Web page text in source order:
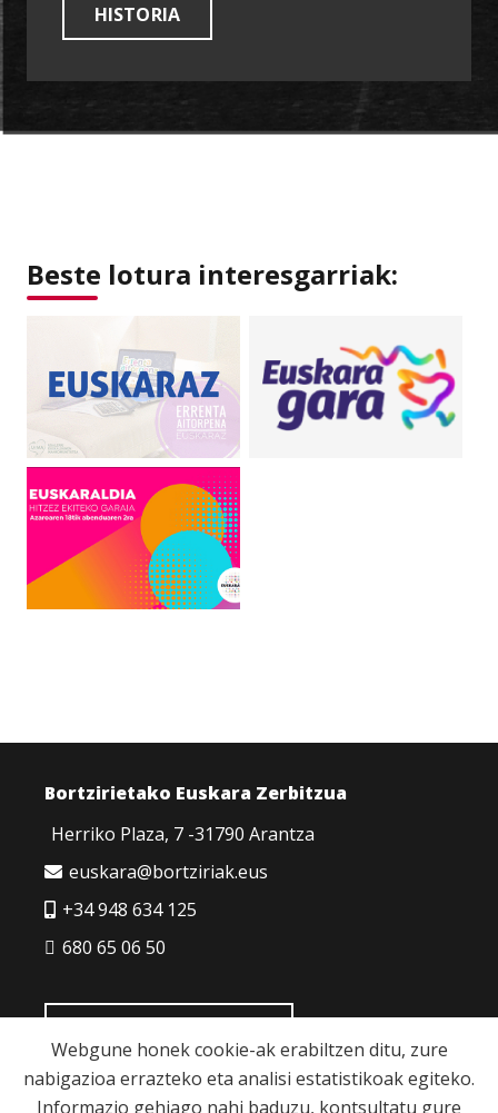
HISTORIA
Beste lotura interesgarriak:
Bortzirietako Euskara Zerbitzua
Herriko Plaza, 7 -31790 Arantza
euskara@bortziriak.eus
+34 948 634 125
680 65 06 50
Webgune honek cookie-ak erabiltzen ditu, zure
nabigazioa errazteko eta analisi estatistikoak egiteko.
Informazio gehiago nahi baduzu, kontsultatu gure